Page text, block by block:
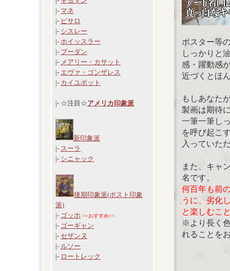
|- マネ
|- ピサロ
|- シスレー
|- ホイッスラー
|- ブーダン
|- メアリー・カサット
|- エヴァ・ゴンザレス
|- カイユボット
|- ☆注目☆アメリカ印象派
新印象派
|- スーラ
|- シニャック
後期印象派(ポスト印象
派)
|- ゴッホ >>おすすめ<<
|- ゴーギャン
|- セザンヌ
|- ルソー
|- ロートレック
ポスター等
しっかりと
感・躍動感
近づくとほ
もしあなた
製画は期待
一筆一筆し
を呼び起こ
入っていた
また、キャ
名です。
何百年も前
うに、劣化
と楽しむこ
※より長く
れることを